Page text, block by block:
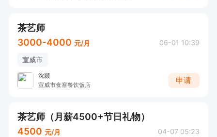
茶艺师
3000-4000 元/月 06-01 10:39
宣威市
沈颢
宣威市食寨餐饮饭店
申请
茶艺师（月薪4500+节日礼物）
4500 元/月 04-07 05:23